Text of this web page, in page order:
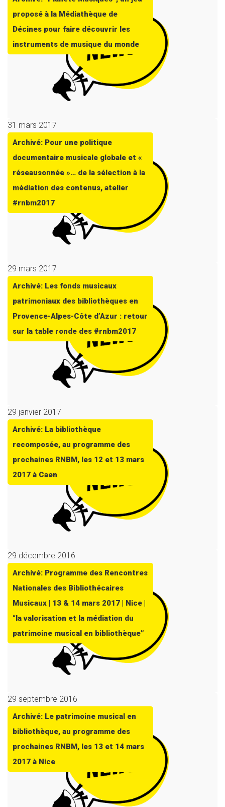
proposé à la Médiathèque de
Décines pour faire découvrir les
instruments de musique du monde
31 mars 2017
Archivé: Pour une politique
documentaire musicale globale et «
réseausonnée »… de la sélection à la
médiation des contenus, atelier
#rnbm2017
29 mars 2017
Archivé: Les fonds musicaux
patrimoniaux des bibliothèques en
Provence-Alpes-Côte d’Azur : retour
sur la table ronde des #rnbm2017
29 janvier 2017
Archivé: La bibliothèque
recomposée, au programme des
prochaines RNBM, les 12 et 13 mars
2017 à Caen
29 décembre 2016
Archivé: Programme des Rencontres
Nationales des Bibliothécaires
Musicaux | 13 & 14 mars 2017 | Nice |
“la valorisation et la médiation du
patrimoine musical en bibliothèque”
29 septembre 2016
Archivé: Le patrimoine musical en
bibliothèque, au programme des
prochaines RNBM, les 13 et 14 mars
2017 à Nice